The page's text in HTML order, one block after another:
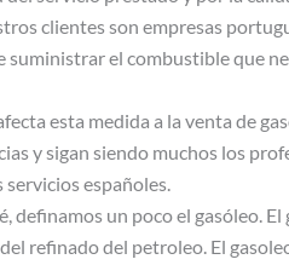
clientes son empresas
suministrar el combustible que
esta medida a la venta de
y sigan siendo muchos los
servicios españoles.
definamos un poco el gasóleo.
refinado del petroleo. El